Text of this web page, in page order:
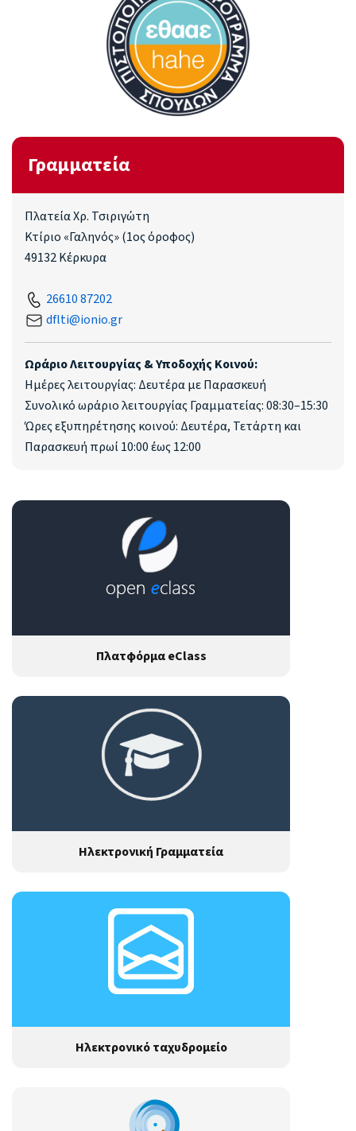
Γραμματεία
Πλατεία Χρ. Τσιριγώτη
Κτίριο «Γαληνός» (1ος όροφος)
49132 Κέρκυρα
26610 87202
dflti@ionio.gr
Ωράριο Λειτουργίας & Υποδοχής Κοινού:
Ημέρες λειτουργίας: Δευτέρα με Παρασκευή
Συνολικό ωράριο λειτουργίας Γραμματείας: 08:30–15:30
Ώρες εξυπηρέτησης κοινού: Δευτέρα, Τετάρτη και
Παρασκευή πρωί 10:00 έως 12:00
Πλατφόρμα eClass
Ηλεκτρονική Γραμματεία
Ηλεκτρονικό ταχυδρομείο